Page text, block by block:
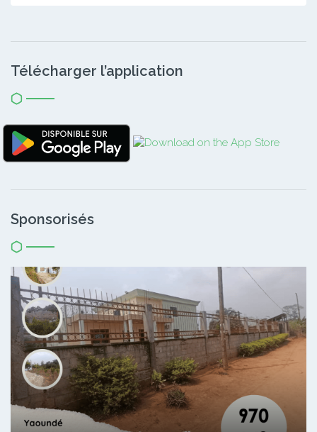
Télécharger l’application
Sponsorisés